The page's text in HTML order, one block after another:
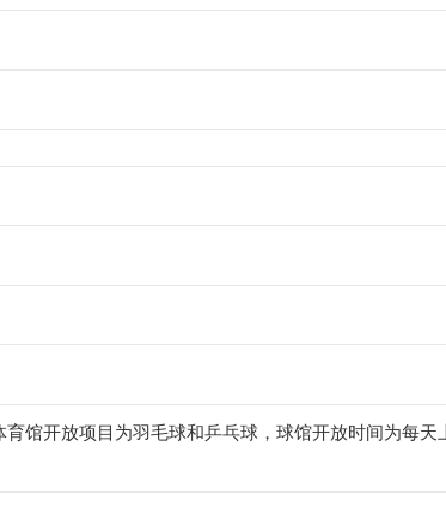
馆开放项目为羽毛球和乒乓球，球馆开放时间为每天